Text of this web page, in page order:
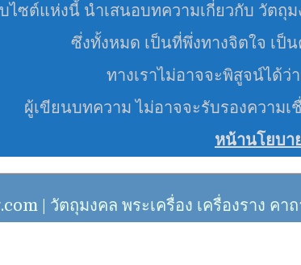
บไซต์แห่งนี้ นำเสนอบทความเกี่ยวกับ วัตถุ
ซึ่งทั้งหมด เป็นที่พึ่งทางจิตใจ เป็
ทางเราไม่อาจจะพิสูจน์ได้ว่
ผู้เขียนบทความ ไม่อาจจะรับรองความ
หน้านโยบา
| วัตถุมงคล พระเครื่อง เครื่องราง คา